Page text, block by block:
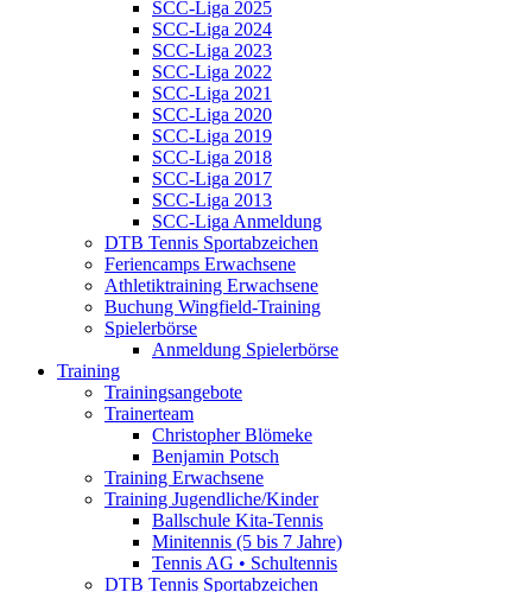
SCC-Liga 2025
SCC-Liga 2024
SCC-Liga 2023
SCC-Liga 2022
SCC-Liga 2021
SCC-Liga 2020
SCC-Liga 2019
SCC-Liga 2018
SCC-Liga 2017
SCC-Liga 2013
SCC-Liga Anmeldung
DTB Tennis Sportabzeichen
Feriencamps Erwachsene
Athletiktraining Erwachsene
Buchung Wingfield-Training
Spielerbörse
Anmeldung Spielerbörse
Training
Trainingsangebote
Trainerteam
Christopher Blömeke
Benjamin Potsch
Training Erwachsene
Training Jugendliche/Kinder
Ballschule Kita-Tennis
Minitennis (5 bis 7 Jahre)
Tennis AG • Schultennis
DTB Tennis Sportabzeichen